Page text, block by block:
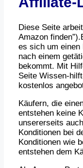
Diese Seite
Amazon
es sich um einen
nach einem
bekommt. Mit
Seite Wissen-
kostenlos
Käufern, die
entstehen keine
unsererseits
Konditionen bei
Konditionen wie
entstehen dem